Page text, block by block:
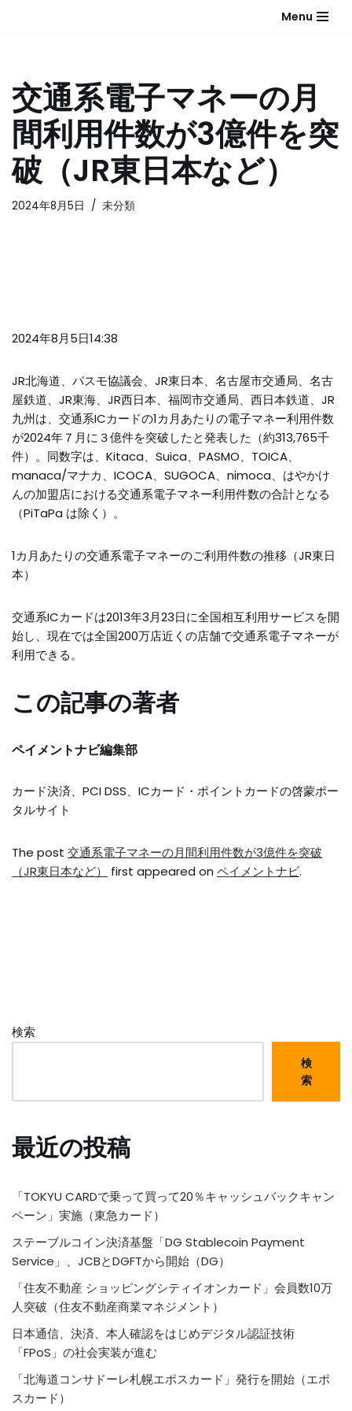
テ
ン
ツ
へ
ス
キ
プ
Menu
交通系電子マネーの月
間利用件数が3億件を突
破（JR東日本など）
2024年8月5日 未分類
2024年8月5日14:38
JR北海道、パスモ協議会、JR東日本、名古屋市交通局、名古
屋鉄道、JR東海、JR西日本、福岡市交通局、西日本鉄道、JR
九州は、交通系ICカードの1カ月あたりの電子マネー利用件数
が2024年７月に３億件を突破したと発表した（約313,765千
件）。同数字は、Kitaca、Suica、PASMO、TOICA、
manaca/マナカ、ICOCA、SUGOCA、nimoca、はやかけ
んの加盟店における交通系電子マネー利用件数の合計となる
（PiTaPa は除く）。
1カ月あたりの交通系電子マネーのご利用件数の推移（JR東日
本）
交通系ICカードは2013年3月23日に全国相互利用サービスを開
始し、現在では全国200万店近くの店舗で交通系電子マネーが
利用できる。
この記事の著者
ペイメントナビ編集部
カード決済、PCI DSS、ICカード・ポイントカードの啓蒙ポー
タルサイト
The post 交通系電子マネーの月間利用件数が3億件を突破
（JR東日本など）
first appeared on ペイメントナビ.
検索
検
索
最近の投稿
「TOKYU CARDで乗って買って20％キャッシュバックキャン
ペーン」実施（東急カード）
ステーブルコイン決済基盤「DG Stablecoin Payment
Service」、JCBとDGFTから開始（DG）
「住友不動産 ショッピングシティイオンカード」会員数10万
人突破（住友不動産商業マネジメント）
日本通信、決済、本人確認をはじめデジタル認証技術
「FPoS」の社会実装が進む
「北海道コンサドーレ札幌エポスカード」発行を開始（エポ
スカード）